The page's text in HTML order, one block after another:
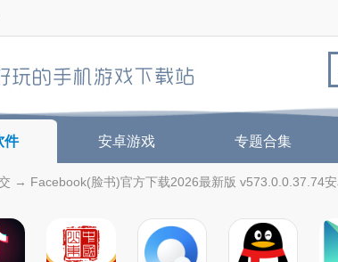
件 安卓游戏 专题合集
→ Facebook(脸书)官方下载2026最新版 v573.0.0.37.74